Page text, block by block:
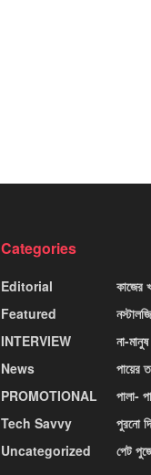
Categories
Editorial
Featured
INTERVIEW
News
PROMOTIONAL
Tech Savvy
Uncategorized
কাজের
না-মানুষ
পায়ের
পালা-
পুরনো
পেট